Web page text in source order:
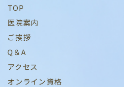
TOP
医院案内
ご挨拶
Q＆A
アクセス
オンライン資格